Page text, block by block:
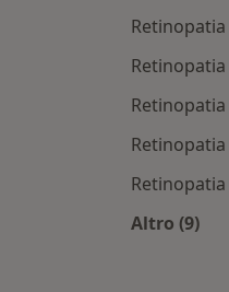
Retinopatia
Altro (9)